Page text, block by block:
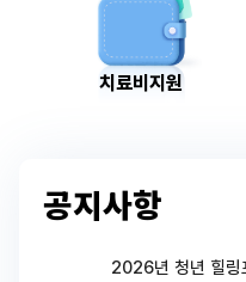
치료비지원
공지사항
2026년 청년 힐링